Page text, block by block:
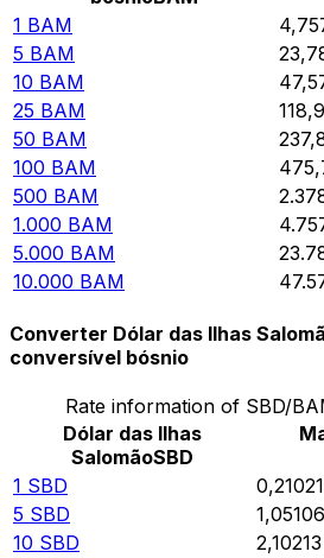
1 BAM
5 BAM
10 BAM
25 BAM
50 BAM
100 BAM
500 BAM
1.000 BAM
5.000 BAM
10.000 BAM
Converter Dólar das Ilhas
conversível bósnio
Rate information of SBD/
Dólar das Ilhas
SalomãoSBD
1 SBD
5 SBD 1,05106
10 SBD 2,10213